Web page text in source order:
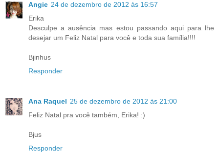
Angie 24 de dezembro de 2012 às 16:57
Erika
Desculpe a ausência mas estou passando aqui para lhe
desejar um Feliz Natal para você e toda sua família!!!!
Bjinhus
Responder
Ana Raquel 25 de dezembro de 2012 às 21:00
Feliz Natal pra você também, Erika! :)
Bjus
Responder